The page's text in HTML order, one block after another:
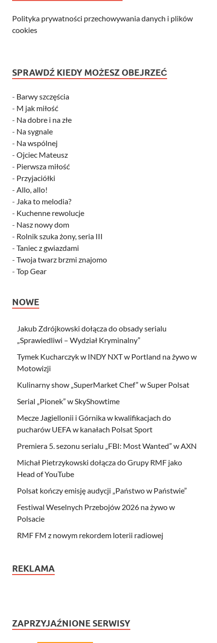
Polityka prywatności przechowywania danych i plików
cookies
SPRAWDŹ KIEDY MOŻESZ OBEJRZEĆ
- Barwy szczęścia
- M jak miłość
- Na dobre i na złe
- Na sygnale
- Na wspólnej
- Ojciec Mateusz
- Pierwsza miłość
- Przyjaciółki
- Allo, allo!
- Jaka to melodia?
- Kuchenne rewolucje
- Nasz nowy dom
- Rolnik szuka żony, seria III
- Taniec z gwiazdami
- Twoja twarz brzmi znajomo
- Top Gear
NOWE
Jakub Zdrójkowski dołącza do obsady serialu
„Sprawiedliwi – Wydział Kryminalny”
Tymek Kucharczyk w INDY NXT w Portland na żywo w
Motowizji
Kulinarny show „SuperMarket Chef” w Super Polsat
Serial „Pionek” w SkyShowtime
Mecze Jagiellonii i Górnika w kwalifikacjach do
pucharów UEFA w kanałach Polsat Sport
Premiera 5. sezonu serialu „FBI: Most Wanted” w AXN
Michał Pietrzykowski dołącza do Grupy RMF jako
Head of YouTube
Polsat kończy emisję audycji „Państwo w Państwie”
Festiwal Weselnych Przebojów 2026 na żywo w
Polsacie
RMF FM z nowym rekordem loterii radiowej
REKLAMA
ZAPRZYJAŹNIONE SERWISY